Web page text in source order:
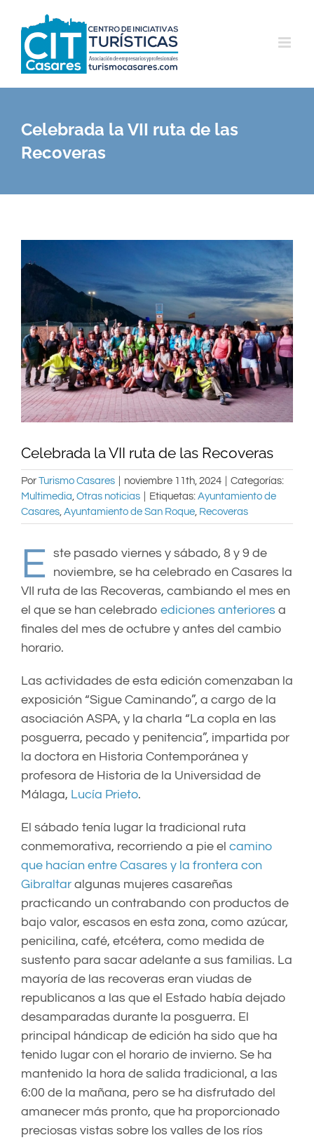
contenido
Celebrada la VII ruta de las
Recoveras
imagen
más
grande
Celebrada la VII ruta de las Recoveras
Por Turismo Casares noviembre 11th, 2024
Categorías:
Multimedia Otras noticias Etiquetas: Ayuntamiento de
Casares Ayuntamiento de San Roque Recoveras
E
ste pasado viernes y sábado, 8 y 9 de
noviembre, se ha celebrado en Casares la
VII ruta de las Recoveras, cambiando el mes en
el que se han celebrado ediciones anteriores a
finales del mes de octubre y antes del cambio
horario.
Las actividades de esta edición comenzaban la
exposición “Sigue Caminando”, a cargo de la
asociación ASPA, y la charla “La copla en las
posguerra, pecado y penitencia”, impartida por
la doctora en Historia Contemporánea y
profesora de Historia de la Universidad de
Málaga, Lucía Prieto.
El sábado tenía lugar la tradicional ruta
conmemorativa, recorriendo a pie el camino
que hacían entre Casares y la frontera con
Gibraltaralgunas mujeres casareñas
practicando un contrabando con productos de
bajo valor, escasos en esta zona, como azúcar,
penicilina, café, etcétera, como medida de
sustento para sacar adelante a sus familias. La
mayoría de las recoveras eran viudas de
republicanos a las que el Estado había dejado
desamparadas durante la posguerra. El
principal hándicap de edición ha sido que ha
tenido lugar con el horario de invierno. Se ha
mantenido la hora de salida tradicional, a las
6:00 de la mañana, pero se ha disfrutado del
amanecer más pronto, que ha proporcionado
preciosas vistas sobre los valles de los ríos